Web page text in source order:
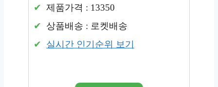
제품가격 : 13350
상품배송 : 로켓배송
실시간 인기순위 보기